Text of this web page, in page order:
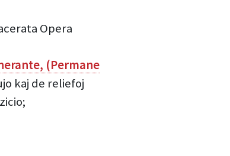
Opera
(Permane
kaj de reliefoj